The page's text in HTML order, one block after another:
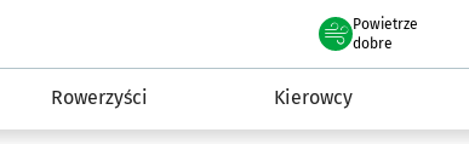
Powietrze
we Wrocławiu
dobre
Rowerzyści Kierowcy